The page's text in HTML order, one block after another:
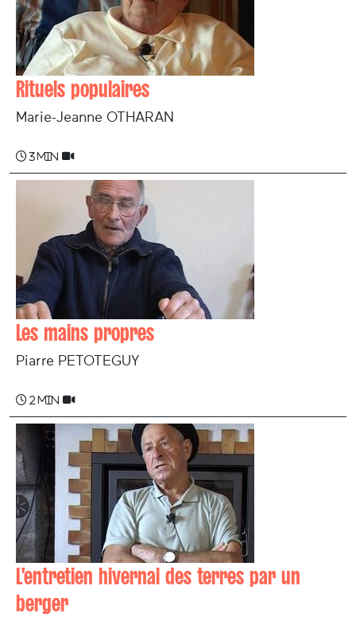
Rituels populaires
Marie-Jeanne OTHARAN
3 min
Les mains propres
Piarre PETOTEGUY
2 min
L'entretien hivernal des terres par un
berger